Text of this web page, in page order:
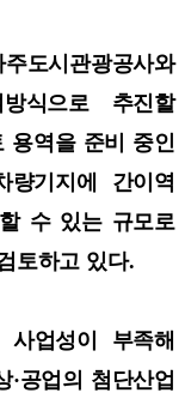
광공사와
방식으로 추진할
용역을 준비 중인
기지에 간이역
수 있는 규모로
토하고 있다.
업성이 부족해
공업의 첨단산업